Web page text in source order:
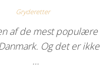
Gryderetter
af de mest populære
Og det er
…